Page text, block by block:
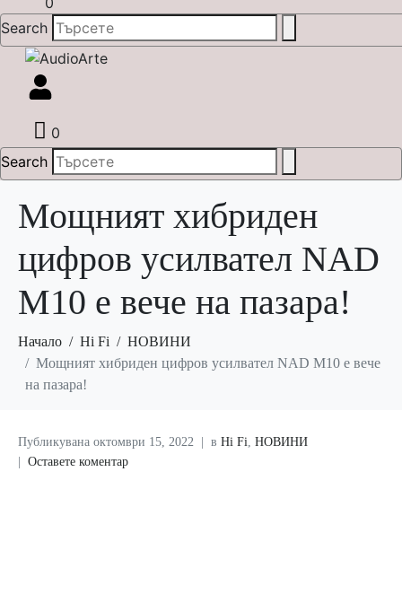
Search
0
Search
Мощният хибриден
цифров усилвател NAD
M10 е вече на пазара!
Начало Hi Fi
НОВИНИ
Мощният хибриден цифров усилвател NAD M10 е вече
на пазара!
Публикувана октомври 15, 2022 в Hi Fi, НОВИНИ
Оставете коментар